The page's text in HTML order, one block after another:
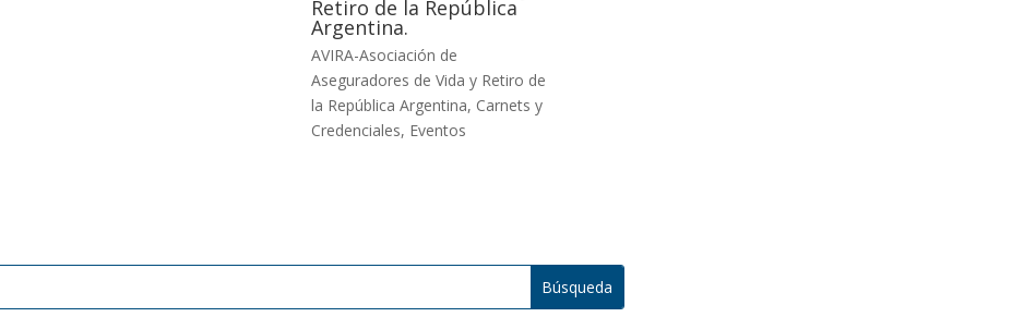
Retiro de la República
Argentina.
AVIRA-Asociación de
Aseguradores de Vida y Retiro de
la República Argentina, Carnets y
Credenciales, Eventos